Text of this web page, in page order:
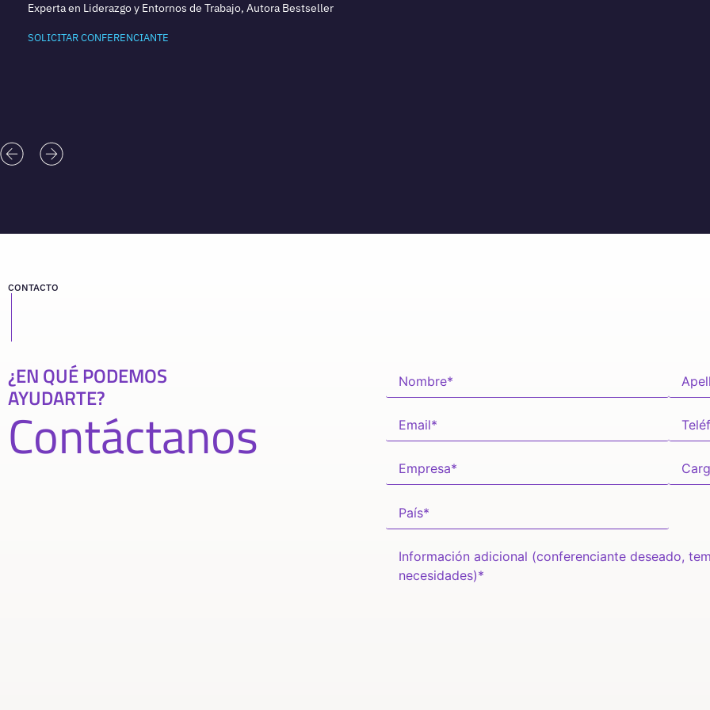
Experta en Liderazgo y Entornos de Trabajo, Autora Bestseller
SOLICITAR CONFERENCIANTE
CONTACTO
¿EN QUÉ PODEMOS
AYUDARTE?
Contáctanos